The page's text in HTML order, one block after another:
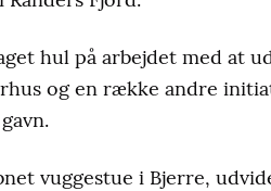
hul på arbejdet med at
og en række andre
vuggestue i Bjerre,